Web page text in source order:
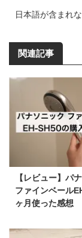
日本語が含まれ
関連記事
【レビュー】パ
ファインベール
ヶ月使った感想